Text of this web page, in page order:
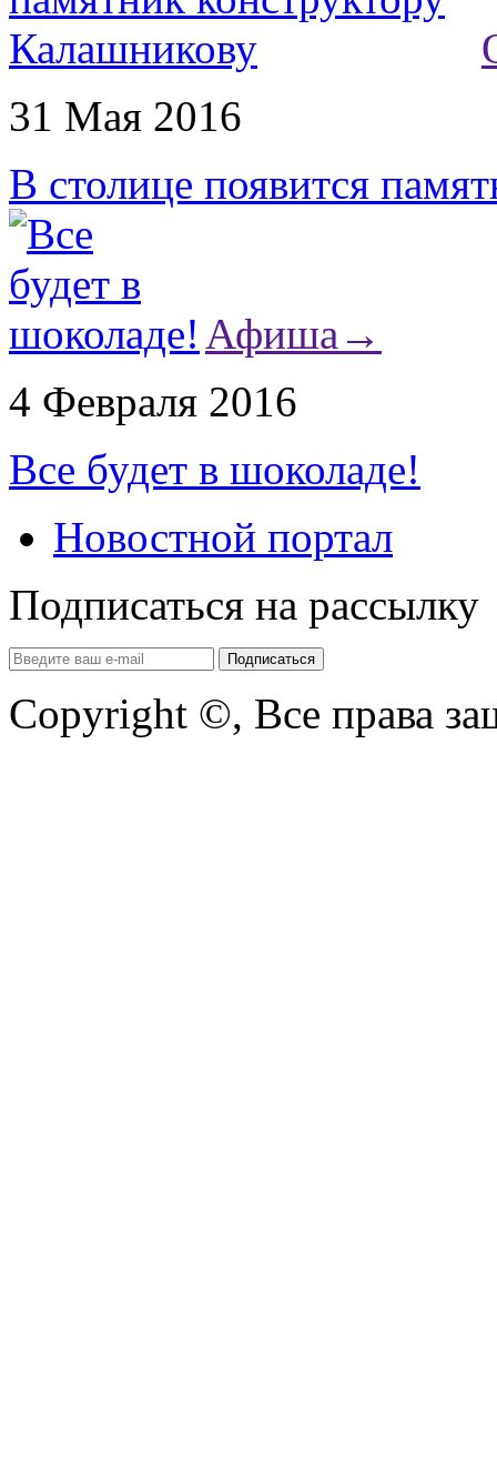
31 Мая 2016
В столице появится
Афиша →
4 Февраля 2016
Все будет в шоколаде!
Новостной портал
Подписаться на рассылку
Copyright ©, Все права